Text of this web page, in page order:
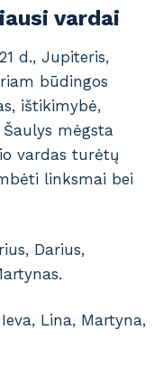
vardai
d., Jupiteris,
būdingos
ištikimybė,
mėgsta
vardas turėtų
linksmai bei
Darius,
Lina, Martyna,